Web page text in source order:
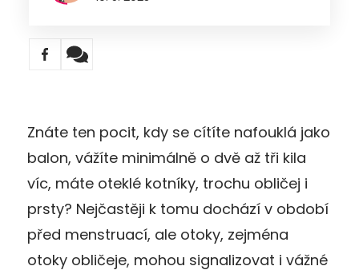
Znáte ten pocit, kdy se cítíte nafouklá jako
balon, vážíte minimálně o dvě až tři kila
víc, máte oteklé kotníky, trochu obličej i
prsty? Nejčastěji k tomu dochází v období
před menstruací, ale otoky, zejména
otoky obličeje, mohou signalizovat i vážné